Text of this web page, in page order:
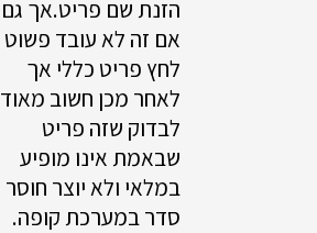
הזנת שם פריט.אך גם
אם זה לא עובד פשוט
לחץ פריט כללי אך
לאחר מכן חשוב מאוד
לבדוק שזה פריט
שבאמת אינו מופיע
במלאי ולא יוצר חוסר
סדר במערכת קופה.